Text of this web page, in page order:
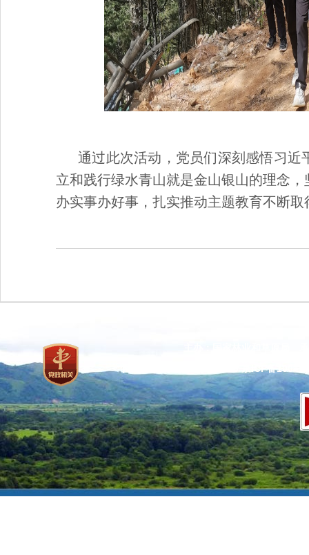
通过此次活动，党员们深刻感悟习近
立和践行绿水青山就是金山银山的理念
办实事办好事，扎实推动主题教育不断
京ICP备